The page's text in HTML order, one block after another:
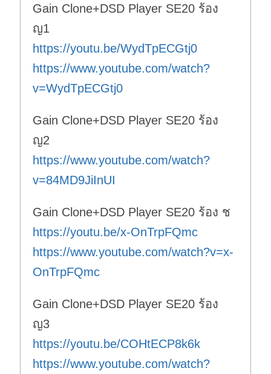
Gain Clone+DSD Player SE20 ร้อง
ญ1
https://youtu.be/WydTpECGtj0
https://www.youtube.com/watch?
v=WydTpECGtj0
Gain Clone+DSD Player SE20 ร้อง
ญ2
https://www.youtube.com/watch?
v=84MD9JiInUI
Gain Clone+DSD Player SE20 ร้อง ช
https://youtu.be/x-OnTrpFQmc
https://www.youtube.com/watch?v=x-
OnTrpFQmc
Gain Clone+DSD Player SE20 ร้อง
ญ3
https://youtu.be/COHtECP8k6k
https://www.youtube.com/watch?